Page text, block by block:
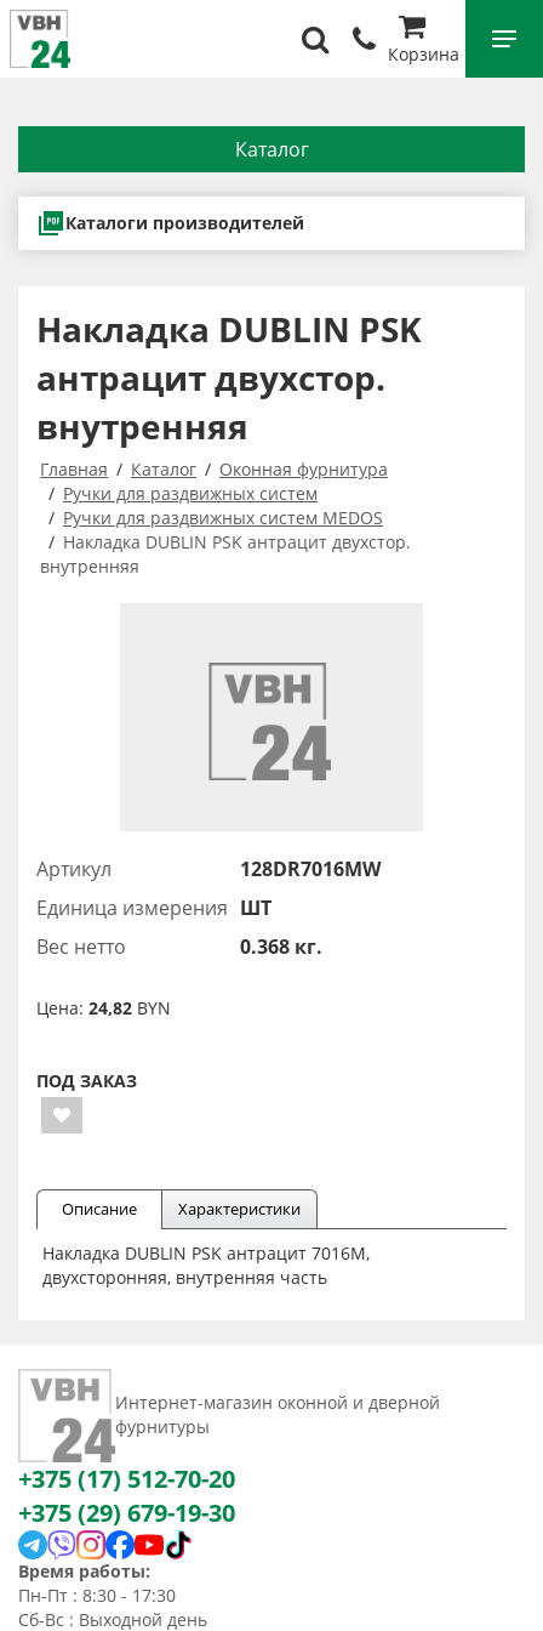
Корзина
Каталог
Каталоги производителей
Накладка DUBLIN PSK
антрацит двухстор.
внутренняя
Главная Каталог
Оконная фурнитура
Ручки для раздвижных систем
Ручки для раздвижных систем MEDOS
Накладка DUBLIN PSK антрацит двухстор.
внутренняя
Артикул
128DR7016MW
Единица измерения ШТ
Вес нетто
0.368 кг.
Цена: 24,82 BYN
ПОД ЗАКАЗ
Описание Характеристики
Накладка DUBLIN PSK антрацит 7016M,
двухсторонняя, внутренняя часть
Интернет-магазин оконной и дверной
фурнитуры
+375 (17) 512-70-20
+375 (29) 679-19-30
Время работы:
Пн-Пт : 8:30 - 17:30
Сб-Вс : Выходной день